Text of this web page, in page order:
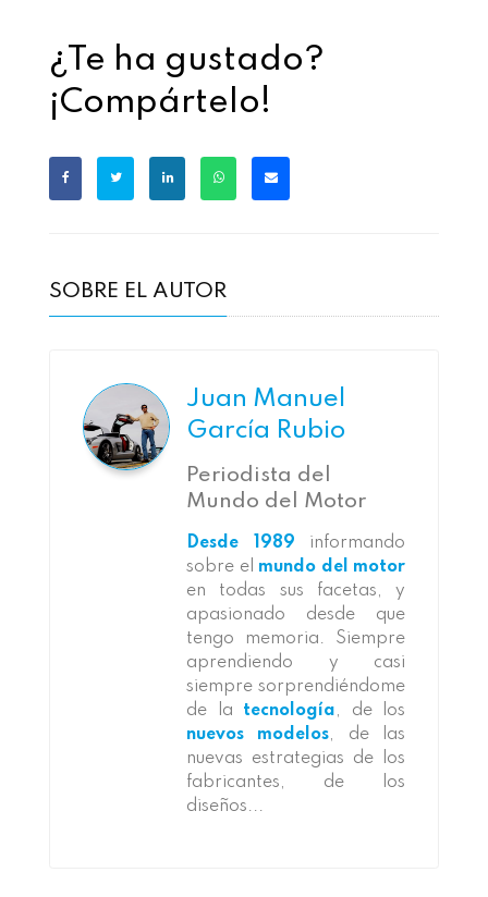
¿Te ha gustado?
¡Compártelo!
SOBRE EL AUTOR
Juan Manuel
García Rubio
Periodista del
Mundo del Motor
Desde 1989 informando
sobre el mundo del motor
en todas sus facetas, y
apasionado desde que
tengo memoria. Siempre
aprendiendo y casi
siempre sorprendiéndome
de la tecnología, de los
nuevos modelos, de las
nuevas estrategias de los
fabricantes, de los
diseños...